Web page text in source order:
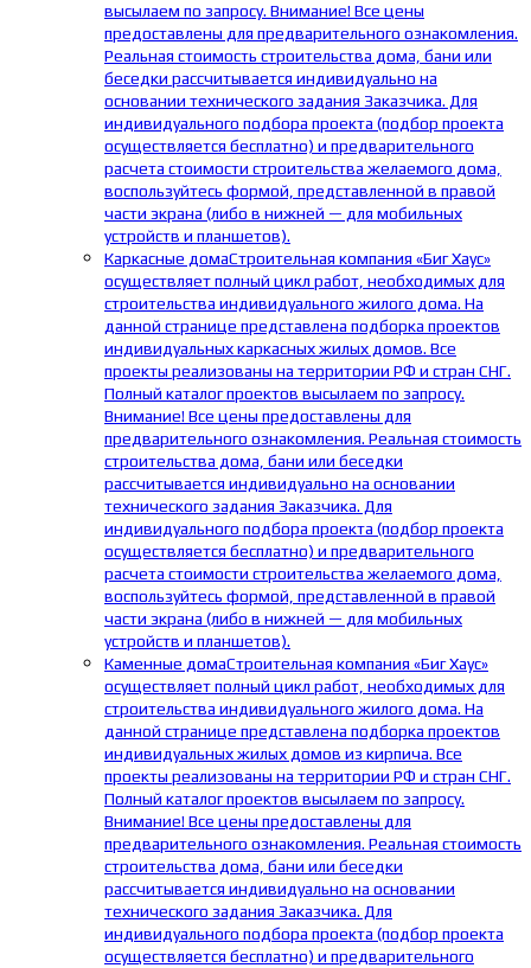
высылаем по запросу. Внимание! Все цены
предоставлены для предварительного ознакомления.
Реальная стоимость строительства дома, бани или
беседки рассчитывается индивидуально на
основании технического задания Заказчика. Для
индивидуального подбора проекта (подбор проекта
осуществляется бесплатно) и предварительного
расчета стоимости строительства желаемого дома,
воспользуйтесь формой, представленной в правой
части экрана (либо в нижней — для мобильных
устройств и планшетов).
Каркасные домаСтроительная компания «Биг Хаус»
осуществляет полный цикл работ, необходимых для
строительства индивидуального жилого дома. На
данной странице представлена подборка проектов
индивидуальных каркасных жилых домов. Все
проекты реализованы на территории РФ и стран СНГ.
Полный каталог проектов высылаем по запросу.
Внимание! Все цены предоставлены для
предварительного ознакомления. Реальная стоимость
строительства дома, бани или беседки
рассчитывается индивидуально на основании
технического задания Заказчика. Для
индивидуального подбора проекта (подбор проекта
осуществляется бесплатно) и предварительного
расчета стоимости строительства желаемого дома,
воспользуйтесь формой, представленной в правой
части экрана (либо в нижней — для мобильных
устройств и планшетов).
Каменные домаСтроительная компания «Биг Хаус»
осуществляет полный цикл работ, необходимых для
строительства индивидуального жилого дома. На
данной странице представлена подборка проектов
индивидуальных жилых домов из кирпича. Все
проекты реализованы на территории РФ и стран СНГ.
Полный каталог проектов высылаем по запросу.
Внимание! Все цены предоставлены для
предварительного ознакомления. Реальная стоимость
строительства дома, бани или беседки
рассчитывается индивидуально на основании
технического задания Заказчика. Для
индивидуального подбора проекта (подбор проекта
осуществляется бесплатно) и предварительного